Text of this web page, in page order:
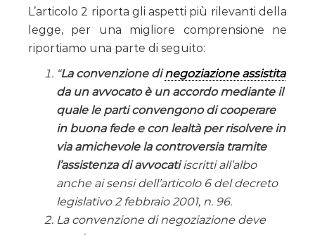
L’articolo 2 riporta gli aspetti più rilevanti della
legge, per una migliore comprensione ne
riportiamo una parte di seguito:
“La convenzione dinegoziazione assistita
da un avvocato è un accordo mediante il
quale le parti convengono di cooperare
in buona fede e con lealtà per risolvere in
via amichevole la controversia tramite
l’assistenza di avvocatiiscritti all’albo
anche ai sensi dell’articolo 6 del decreto
legislativo 2 febbraio 2001, n. 96.
La convenzione di negoziazione deve